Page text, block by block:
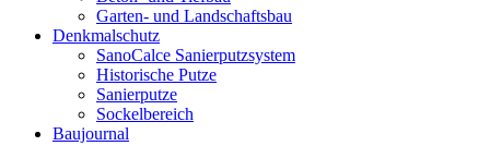
Garten- und Landschaftsbau
Denkmalschutz
SanoCalce Sanierputzsystem
Historische Putze
Sanierputze
Sockelbereich
Baujournal